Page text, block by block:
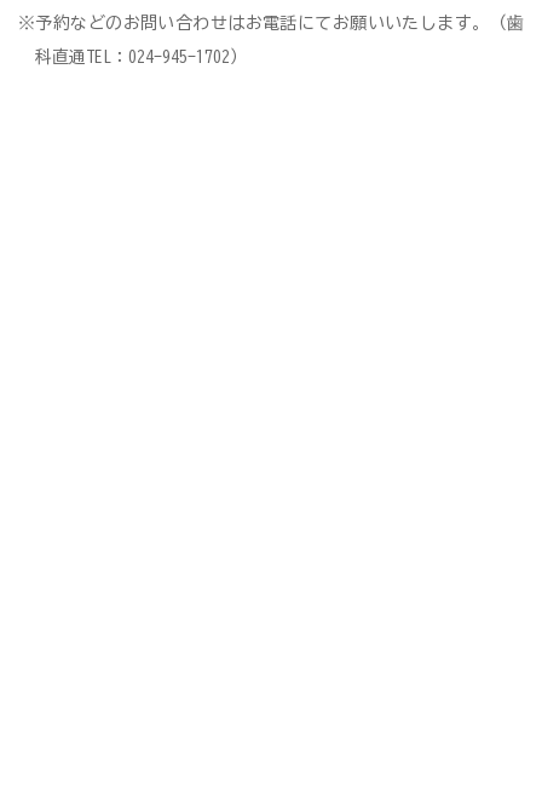
※予約などのお問い合わせはお電話にてお願いいたします。（歯
科直通TEL：024-945-1702）